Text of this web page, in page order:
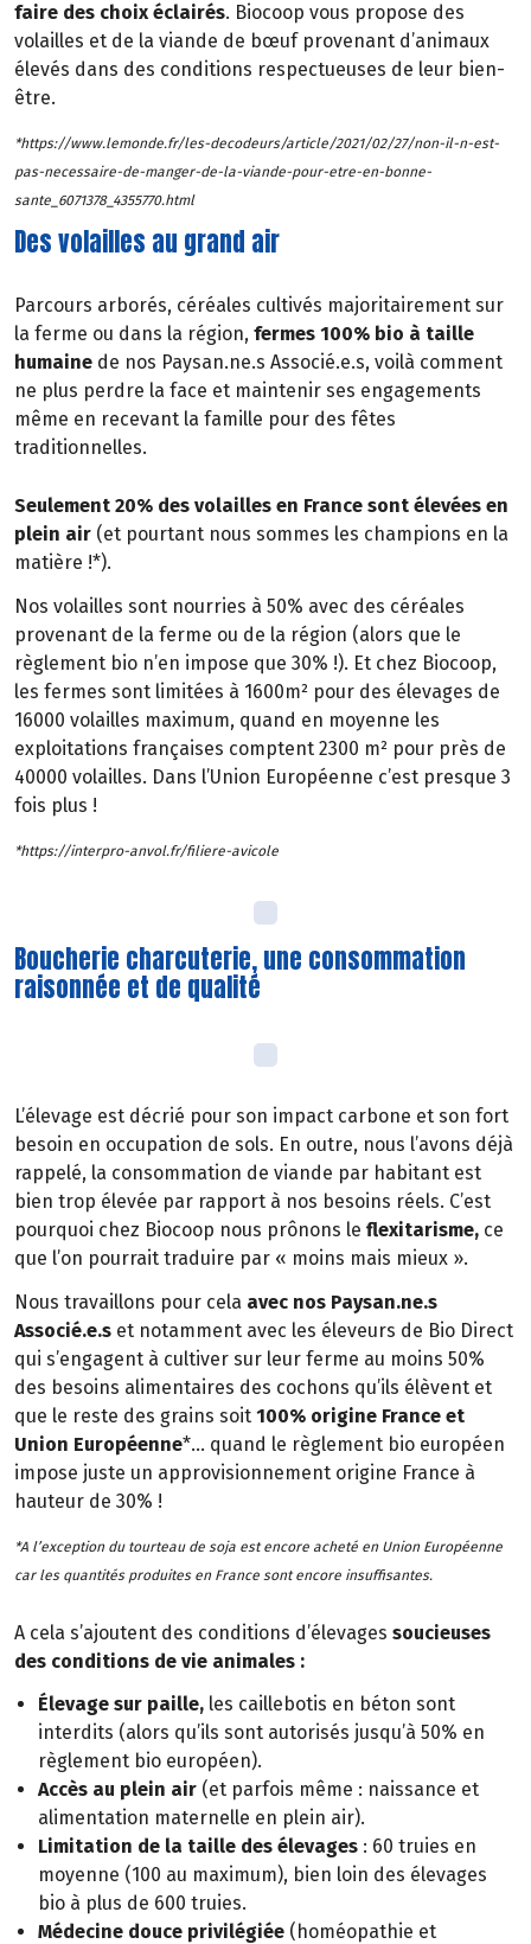
faire des choix éclairés. Biocoop vous propose des
volailles et de la viande de bœuf provenant d’animaux
élevés dans des conditions respectueuses de leur bien-
être.
*https://www.lemonde.fr/les-decodeurs/article/2021/02/27/non-il-n-est-
pas-necessaire-de-manger-de-la-viande-pour-etre-en-bonne-
sante_6071378_4355770.html
Des volailles au grand air
Parcours arborés, céréales cultivés majoritairement sur
la ferme ou dans la région, fermes 100% bio à taille
humaine de nos Paysan.ne.s Associé.e.s, voilà comment
ne plus perdre la face et maintenir ses engagements
même en recevant la famille pour des fêtes
traditionnelles.
Seulement 20% des volailles en France sont élevées en
plein air (et pourtant nous sommes les champions en la
matière !*).
Nos volailles sont nourries à 50% avec des céréales
provenant de la ferme ou de la région (alors que le
règlement bio n’en impose que 30% !). Et chez Biocoop,
les fermes sont limitées à 1600m² pour des élevages de
16000 volailles maximum, quand en moyenne les
exploitations françaises comptent 2300 m² pour près de
40000 volailles. Dans l’Union Européenne c’est presque 3
fois plus !
*https://interpro-anvol.fr/filiere-avicole
Boucherie charcuterie, une consommation
raisonnée et de qualité
L’élevage est décrié pour son impact carbone et son fort
besoin en occupation de sols. En outre, nous l’avons déjà
rappelé, la consommation de viande par habitant est
bien trop élevée par rapport à nos besoins réels. C’est
pourquoi chez Biocoop nous prônons le flexitarisme, ce
que l’on pourrait traduire par « moins mais mieux ».
Nous travaillons pour cela avec nos Paysan.ne.s
Associé.e.s et notamment avec les éleveurs de Bio Direct
qui s’engagent à cultiver sur leur ferme au moins 50%
des besoins alimentaires des cochons qu’ils élèvent et
que le reste des grains soit 100% origine France et
Union Européenne*… quand le règlement bio européen
impose juste un approvisionnement origine France à
hauteur de 30% !
*A l’exception du tourteau de soja est encore acheté en Union Européenne
car les quantités produites en France sont encore insuffisantes.
A cela s’ajoutent des conditions d’élevages soucieuses
des conditions de vie animales :
Élevage sur paille, les caillebotis en béton sont
interdits (alors qu’ils sont autorisés jusqu’à 50% en
règlement bio européen).
Accès au plein air (et parfois même : naissance et
alimentation maternelle en plein air).
Limitation de la taille des élevages : 60 truies en
moyenne (100 au maximum), bien loin des élevages
bio à plus de 600 truies.
Médecine douce privilégiée (homéopathie et